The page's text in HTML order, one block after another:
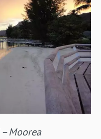
Moorea